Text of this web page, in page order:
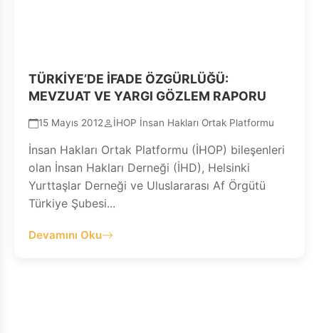
TÜRKİYE’DE İFADE ÖZGÜRLÜĞÜ:
MEVZUAT VE YARGI GÖZLEM RAPORU
15 Mayıs 2012 İHOP İnsan Hakları Ortak Platformu
İnsan Hakları Ortak Platformu (İHOP) bileşenleri
olan İnsan Hakları Derneği (İHD), Helsinki
Yurttaşlar Derneği ve Uluslararası Af Örgütü
Türkiye Şubesi...
Devamını Oku